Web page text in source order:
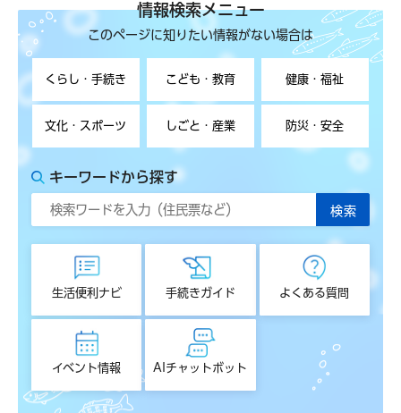
情報検索メニュー
このページに知りたい情報がない場合は
くらし・手続き こども・教育 健康・福祉
文化・スポーツ しごと・産業 防災・安全
キーワードから探す
生活便利ナビ 手続きガイド よくある質問
イベント情報 AIチャットボット